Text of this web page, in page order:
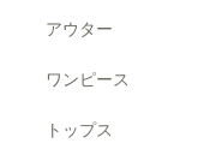
アウター
ワンピース
トップス